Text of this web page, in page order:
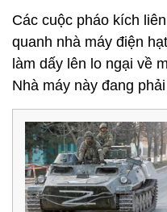
Các cuộc pháo kích
quanh nhà máy điện
làm dấy lên lo ngại về
Nhà máy này đang